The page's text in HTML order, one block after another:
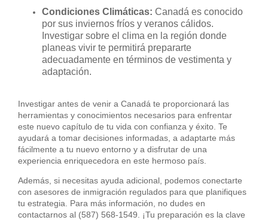
Condiciones Climáticas: Canadá es conocido
por sus inviernos fríos y veranos cálidos.
Investigar sobre el clima en la región donde
planeas vivir te permitirá prepararte
adecuadamente en términos de vestimenta y
adaptación.
Investigar antes de venir a Canadá te proporcionará las
herramientas y conocimientos necesarios para enfrentar
este nuevo capítulo de tu vida con confianza y éxito. Te
ayudará a tomar decisiones informadas, a adaptarte más
fácilmente a tu nuevo entorno y a disfrutar de una
experiencia enriquecedora en este hermoso país.
Además, si necesitas ayuda adicional, podemos conectarte
con asesores de inmigración regulados para que planifiques
tu estrategia. Para más información, no dudes en
contactarnos al (587) 568-1549. ¡Tu preparación es la clave